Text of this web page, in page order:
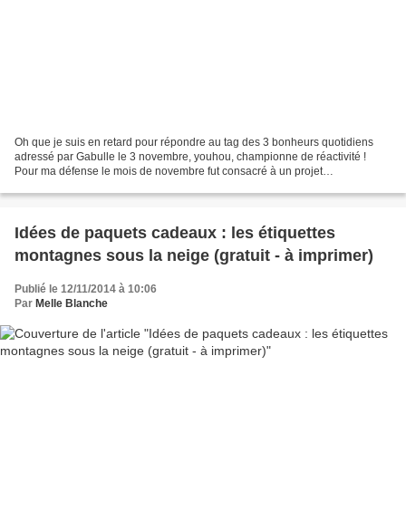
Oh que je suis en retard pour répondre au tag des 3 bonheurs quotidiens
adressé par Gabulle le 3 novembre, youhou, championne de réactivité !
Pour ma défense le mois de novembre fut consacré à un projet
Idées de paquets cadeaux : les étiquettes
montagnes sous la neige (gratuit - à imprimer)
Publié le 12/11/2014 à 10:06
Par Melle Blanche